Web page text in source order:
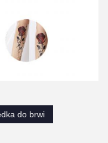
do brwi